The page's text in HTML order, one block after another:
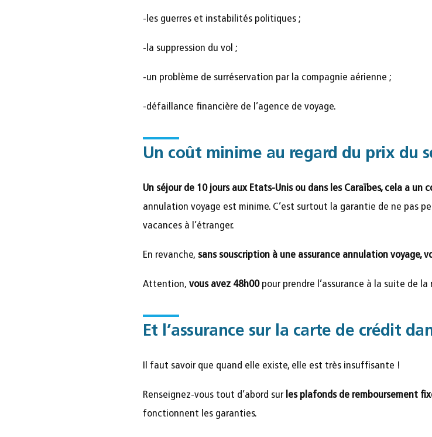
-les guerres et instabilités politiques ;
-la suppression du vol ;
-un problème de surréservation par la compagnie aérienne ;
-défaillance financière de l’agence de voyage.
Un coût minime au regard du prix du
Un séjour de 10 jours aux Etats-Unis ou dans les Caraïbes, cela a un
annulation voyage est minime. C’est surtout la garantie de ne pas
vacances à l’étranger.
En revanche, sans souscription à une assurance annulation voyage,
Attention, vous avez 48h00 pour prendre l’assurance à la suite de
Et l’assurance sur la carte de crédit
Il faut savoir que quand elle existe, elle est très insuffisante !
Renseignez-vous tout d’abord sur les plafonds de remboursement
fonctionnent les garanties.